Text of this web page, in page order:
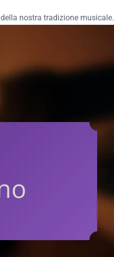
nostra tradizione musicale.